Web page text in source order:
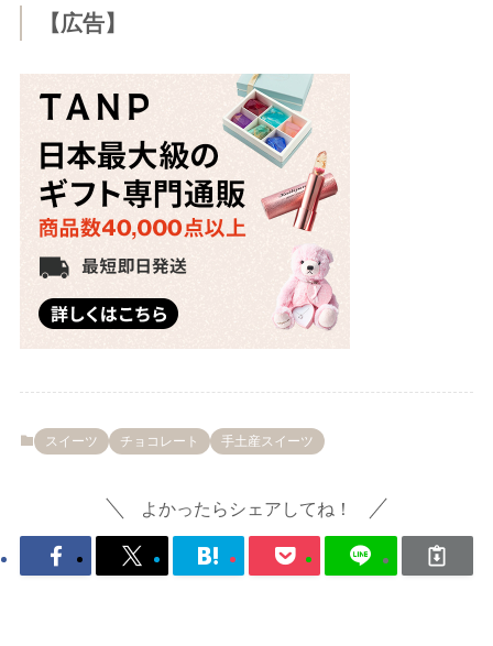
【広告】
スイーツ チョコレート 手土産スイーツ
よかったらシェアしてね！